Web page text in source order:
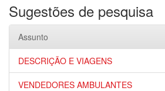
Sugestões de pesquisa
Assunto
DESCRIÇÃO E VIAGENS
VENDEDORES AMBULANTES